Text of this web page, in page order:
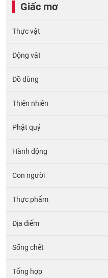
Giấc mơ
Thực vật
Động vật
Đồ dùng
Thiên nhiên
Phật quỷ
Hành động
Con người
Thực phẩm
Địa điểm
Sống chết
Tổng hợp